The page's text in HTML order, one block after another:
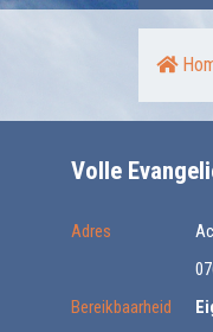
Volle
Adres
Bereikbaarheid